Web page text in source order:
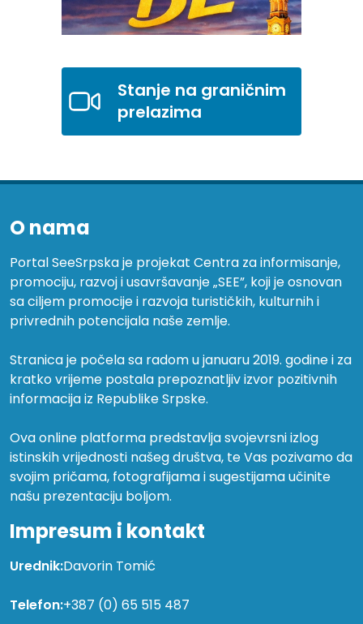
Stanje na graničnim
prelazima
O nama
Portal SeeSrpska je projekat Centra za informisanje,
promociju, razvoj i usavršavanje „SEE”, koji je osnovan
sa ciljem promocije i razvoja turističkih, kulturnih i
privrednih potencijala naše zemlje.
Stranica je počela sa radom u januaru 2019. godine i za
kratko vrijeme postala prepoznatljiv izvor pozitivnih
informacija iz Republike Srpske.
Ova online platforma predstavlja svojevrsni izlog
istinskih vrijednosti našeg društva, te Vas pozivamo da
svojim pričama, fotografijama i sugestijama učinite
našu prezentaciju boljom.
Impresum i kontakt
Urednik:Davorin Tomić
Telefon:+387 (0) 65 515 487